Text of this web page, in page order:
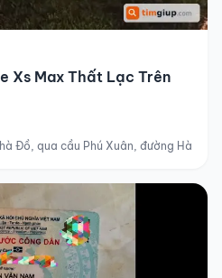
Xs Max Thất Lạc Trên
Đồ, qua cầu Phú Xuân, đường Hà Nội